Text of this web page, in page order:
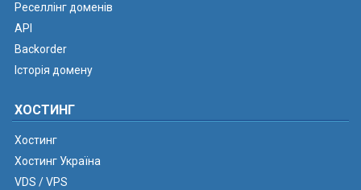
Реселлінг доменів
API
Backorder
Історія домену
ХОСТИНГ
Хостинг
Хостинг Україна
VDS / VPS